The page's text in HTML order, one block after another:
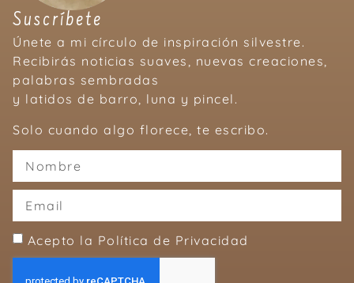
Suscríbete
Únete a mi círculo de inspiración silvestre.
Recibirás noticias suaves, nuevas creaciones,
palabras sembradas
y latidos de barro, luna y pincel.
Solo cuando algo florece, te escribo.
Acepto la Política de Privacidad